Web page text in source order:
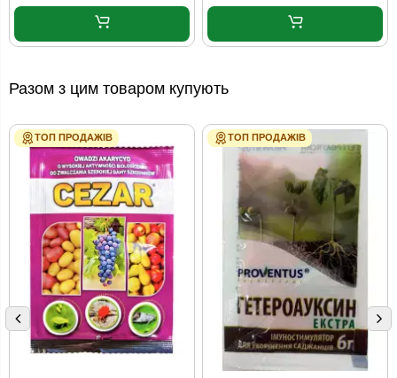
Разом з цим товаром купують
ТОП ПРОДАЖІВ ТОП ПРОДАЖІВ